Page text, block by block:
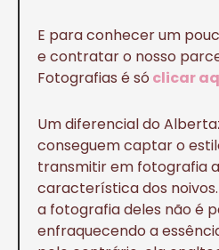
E para conhecer um
e contratar o nosso
Fotografias é só clicar
Um diferencial do
conseguem captar o
transmitir em fotografia
característica dos
a fotografia deles não é
enfraquecendo a